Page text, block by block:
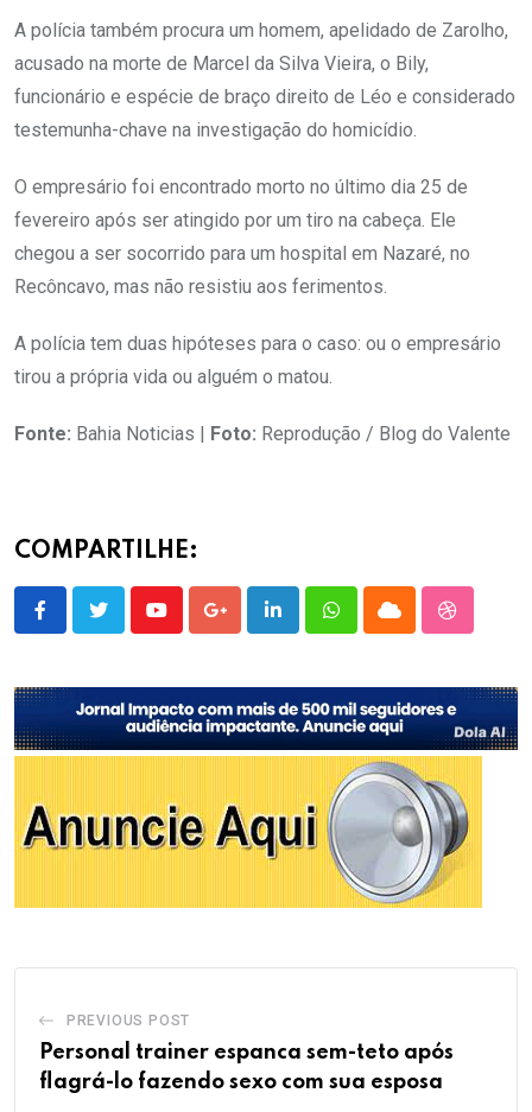
A polícia também procura um homem, apelidado de Zarolho,
acusado na morte de Marcel da Silva Vieira, o Bily,
funcionário e espécie de braço direito de Léo e considerado
testemunha-chave na investigação do homicídio.
O empresário foi encontrado morto no último dia 25 de
fevereiro após ser atingido por um tiro na cabeça. Ele
chegou a ser socorrido para um hospital em Nazaré, no
Recôncavo, mas não resistiu aos ferimentos.
A polícia tem duas hipóteses para o caso: ou o empresário
tirou a própria vida ou alguém o matou.
Fonte: Bahia Noticias | Foto: Reprodução / Blog do Valente
COMPARTILHE:
YoutubeGoogle+LinkedInWhatsappCloud
PREVIOUS POST
Personal trainer espanca sem-teto após
flagrá-lo fazendo sexo com sua esposa